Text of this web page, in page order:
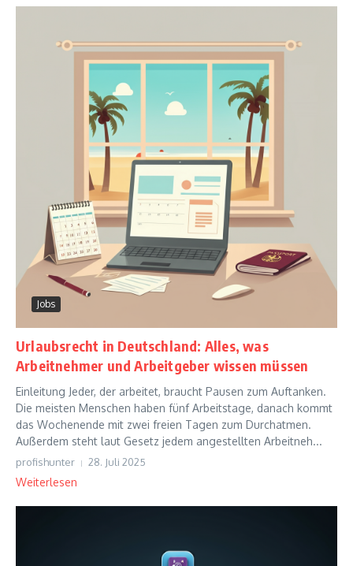
Jobs
Urlaubsrecht in Deutschland: Alles, was
Arbeitnehmer und Arbeitgeber wissen müssen
Einleitung Jeder, der arbeitet, braucht Pausen zum Auftanken.
Die meisten Menschen haben fünf Arbeitstage, danach kommt
das Wochenende mit zwei freien Tagen zum Durchatmen.
Außerdem steht laut Gesetz jedem angestellten Arbeitneh...
profishunter 28. Juli 2025
Weiterlesen